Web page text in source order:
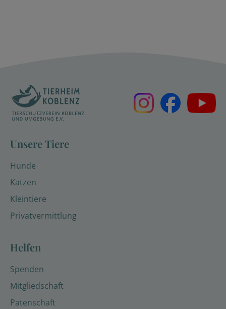
Unsere Tiere
Hunde
Katzen
Kleintiere
Privatvermittlung
Helfen
Spenden
Mitgliedschaft
Patenschaft